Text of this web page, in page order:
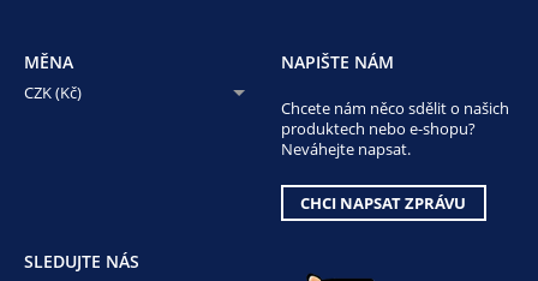
MĚNA
CZK (Kč)
NAPIŠTE NÁM
Chcete nám něco sdělit o našich
produktech nebo e-shopu?
Neváhejte napsat.
CHCI NAPSAT ZPRÁVU
SLEDUJTE NÁS